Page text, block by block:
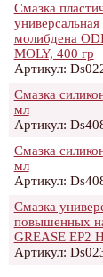
Смазка
молибдена
MOLY, 400 гр
Артикул:
Смазка
мл
Артикул:
Смазка
мл
Артикул:
Смазка
повышенных
GREASE EP2
Артикул: